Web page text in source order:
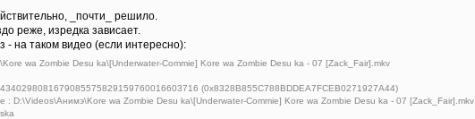
_почти_ решило.
реже, изредка зависает.
- на таком видео (если интересно):
wa Zombie Desu ka\[Underwater-Commie] Kore wa Zombie Desu ka - 07 [Zack_Fair].mkv
(0x8328B855C788BDDEA7FCEB0271927A44)
: D:\Videos\Анимэ\Kore wa Zombie Desu ka\[Underwater-Commie] Kore wa Zombie Desu ka - 07 [Zack_Fair].mkv